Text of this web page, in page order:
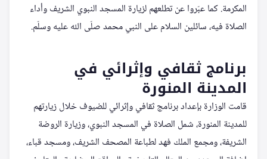
المكرمة. كما عبّروا عن تطلعهم لزيارة المسجد النبوي الشريف وأداء
الصلاة فيه، سائلين السلام على النبي محمد صلّى الله عليه وسلّم.
برنامج ثقافي وإثرائي في
المدينة المنورة
قامت الوزارة بإعداد برنامج ثقافي وإثرائي للضيوف خلال زيارتهم
للمدينة المنورة، شمل الصلاة في المسجد النبوي، وزيارة الروضة
الشريفة، ومجمع الملك فهد لطباعة المصحف الشريف، ومسجد قباء،